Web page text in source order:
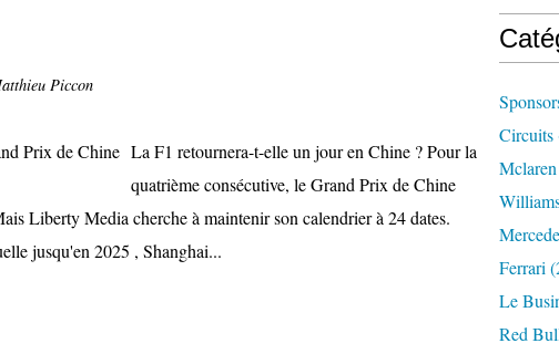
Piccon
La F1 retournera-t-elle un jour en Chine ? Pour la
quatrième consécutive, le Grand Prix de Chine
Liberty Media cherche à maintenir son calendrier à 24 dates.
jusqu'en 2025 , Shanghai...
Circuits
Mclaren
Ferrari
Le
Red